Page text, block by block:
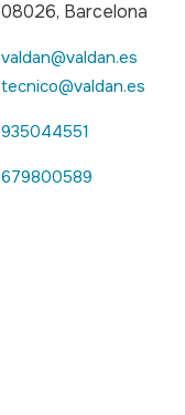
08026, Barcelona
valdan@valdan.es
tecnico@valdan.es
935044551
679800589